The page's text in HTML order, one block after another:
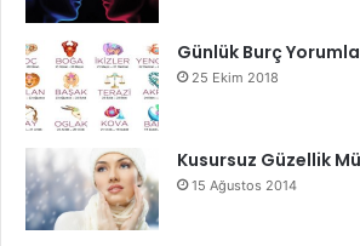
Günlük Burç
25 Ekim 2018
Kusursuz Güzellik
15 Ağustos 2014